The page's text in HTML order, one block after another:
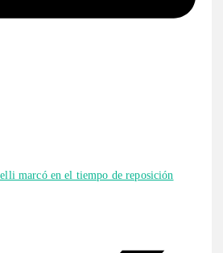
marcó en el tiempo de reposición